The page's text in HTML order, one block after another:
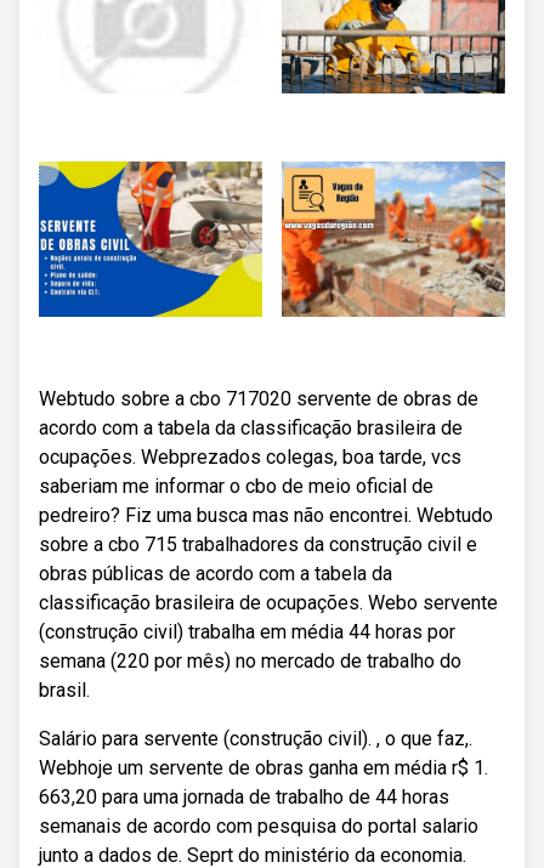
Webtudo sobre a cbo 717020 servente de obras de
acordo com a tabela da classificação brasileira de
ocupações. Webprezados colegas, boa tarde, vcs
saberiam me informar o cbo de meio oficial de
pedreiro? Fiz uma busca mas não encontrei. Webtudo
sobre a cbo 715 trabalhadores da construção civil e
obras públicas de acordo com a tabela da
classificação brasileira de ocupações. Webo servente
(construção civil) trabalha em média 44 horas por
semana (220 por mês) no mercado de trabalho do
brasil.
Salário para servente (construção civil). , o que faz,.
Webhoje um servente de obras ganha em média r$ 1.
663,20 para uma jornada de trabalho de 44 horas
semanais de acordo com pesquisa do portal salario
junto a dados de. Seprt do ministério da economia.